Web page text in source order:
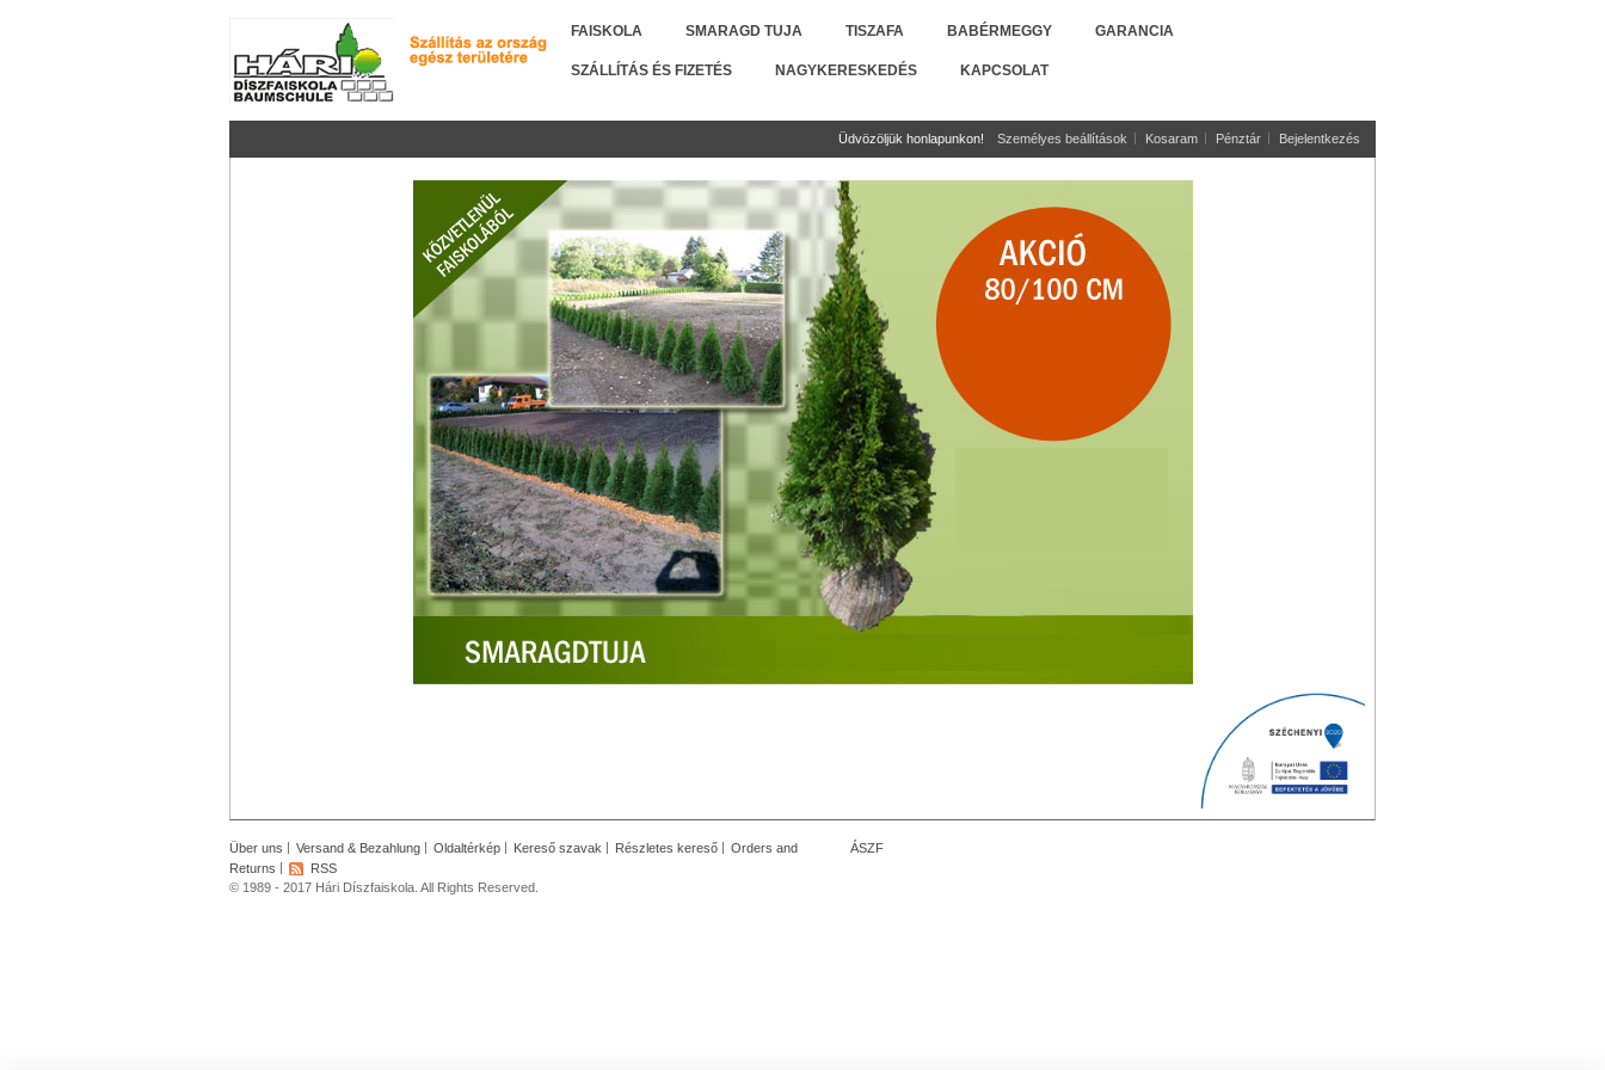
FAISKOLA SMARAGD TUJA TISZAFA BABÉRMEGGY GARANCIA
SZÁLLÍTÁS ÉS FIZETÉS NAGYKERESKEDÉS KAPCSOLAT
Üdvözöljük honlapunkon! Személyes beállítások Kosaram Pénztár Bejelentkezés
ÁSZF
Über uns Versand & Bezahlung Oldaltérkép Kereső szavak Részletes kereső
Orders and
Returns
RSS
© 1989 - 2017 Hári Díszfaiskola. All Rights Reserved.